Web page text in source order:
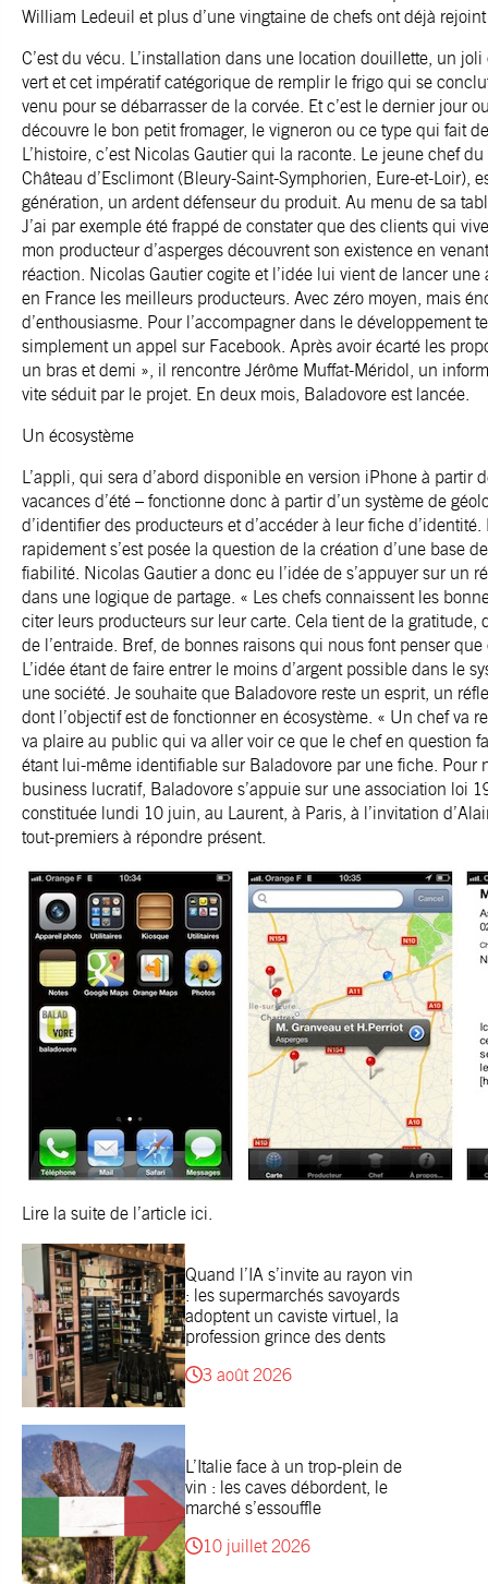
William Ledeuil et plus d’une vingtaine de chefs ont déjà
C’est du vécu. L’installation dans une location douillette, un
vert et cet impératif catégorique de remplir le frigo qui se
venu pour se débarrasser de la corvée. Et c’est le dernier jour
découvre le bon petit fromager, le vigneron ou ce type qui fait
L’histoire, c’est Nicolas Gautier qui la raconte. Le jeune chef
Château d’Esclimont (Bleury-Saint-Symphorien, Eure-et-Loir),
génération, un ardent défenseur du produit. Au menu de sa
J’ai par exemple été frappé de constater que des clients qui
mon producteur d’asperges découvrent son existence en
réaction. Nicolas Gautier cogite et l’idée lui vient de lancer
en France les meilleurs producteurs. Avec zéro moyen, mais
d’enthousiasme. Pour l’accompagner dans le développement
simplement un appel sur Facebook. Après avoir écarté les
un bras et demi », il rencontre Jérôme Muffat-Méridol, un
vite séduit par le projet. En deux mois, Baladovore est lancée.
Un écosystème
L’appli, qui sera d’abord disponible en version iPhone à partir
vacances d’été – fonctionne donc à partir d’un système de
d’identifier des producteurs et d’accéder à leur fiche d’identité.
rapidement s’est posée la question de la création d’une base
fiabilité. Nicolas Gautier a donc eu l’idée de s’appuyer sur un
dans une logique de partage. « Les chefs connaissent les
citer leurs producteurs sur leur carte. Cela tient de la gratitude,
de l’entraide. Bref, de bonnes raisons qui nous font penser
L’idée étant de faire entrer le moins d’argent possible dans le
une société. Je souhaite que Baladovore reste un esprit, un
dont l’objectif est de fonctionner en écosystème. « Un chef va
va plaire au public qui va aller voir ce que le chef en question
étant lui-même identifiable sur Baladovore par une fiche. Pour
business lucratif, Baladovore s’appuie sur une association loi
constituée lundi 10 juin, au Laurent, à Paris, à l’invitation
tout-premiers à répondre présent.
Lire la suite de l’article ici
Quand l’IA s’invite au rayon vin
: les supermarchés savoyards
adoptent un caviste virtuel, la
profession grince des dents
3 août 2026
L’Italie face à un trop-plein de
vin : les caves débordent, le
marché s’essouffle
10 juillet 2026